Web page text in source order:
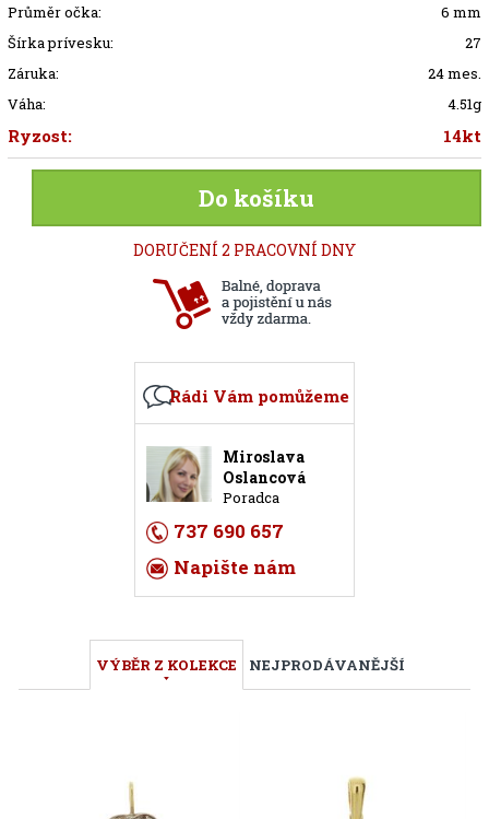
Průměr očka:
6 mm
Šírka prívesku:
27
Záruka:
24 mes.
Váha:
4.51g
Ryzost: 14kt
Do košíku
DORUČENÍ 2 PRACOVNÍ DNY
Rádi Vám pomůžeme
Miroslava
Oslancová
Poradca
737 690 657
Napište nám
VÝBĚR Z KOLEKCE NEJPRODÁVANĚJŠÍ